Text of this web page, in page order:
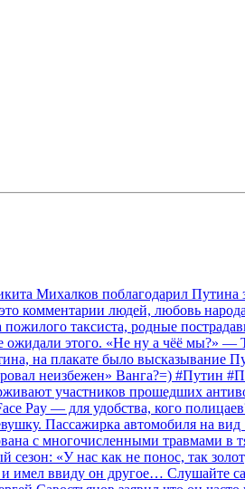
Михалков поблагодарил Путина
комментарии людей, любовь
таксиста, родные
этого. «Не ну а чёё мы?» —
на плакате было
неизбежен» Ванга?=) #Путин
участников прошедших
Pay — для удобства, кого
Пассажирка автомобиля на
с многочисленными травмами в
«У нас как не понос, так
и имел ввиду он другое… Слушайте